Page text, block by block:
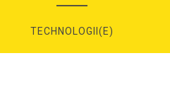
TECHNOLOGII(E)